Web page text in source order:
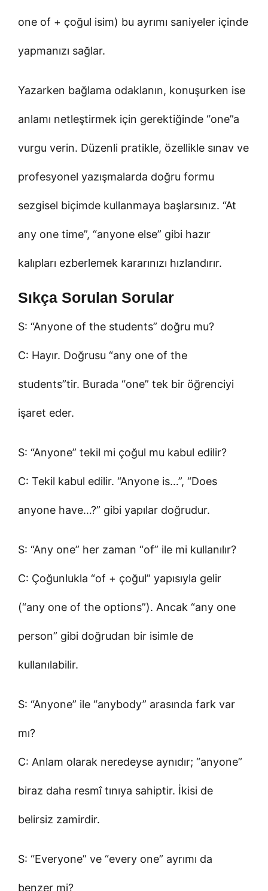
one of + çoğul isim) bu ayrımı saniyeler içinde
yapmanızı sağlar.
Yazarken bağlama odaklanın, konuşurken ise
anlamı netleştirmek için gerektiğinde “one”a
vurgu verin. Düzenli pratikle, özellikle sınav ve
profesyonel yazışmalarda doğru formu
sezgisel biçimde kullanmaya başlarsınız. “At
any one time”, “anyone else” gibi hazır
kalıpları ezberlemek kararınızı hızlandırır.
Sıkça Sorulan Sorular
S: “Anyone of the students” doğru mu?
C: Hayır. Doğrusu “any one of the
students”tir. Burada “one” tek bir öğrenciyi
işaret eder.
S: “Anyone” tekil mi çoğul mu kabul edilir?
C: Tekil kabul edilir. “Anyone is…”, “Does
anyone have…?” gibi yapılar doğrudur.
S: “Any one” her zaman “of” ile mi kullanılır?
C: Çoğunlukla “of + çoğul” yapısıyla gelir
(“any one of the options”). Ancak “any one
person” gibi doğrudan bir isimle de
kullanılabilir.
S: “Anyone” ile “anybody” arasında fark var
mı?
C: Anlam olarak neredeyse aynıdır; “anyone”
biraz daha resmî tınıya sahiptir. İkisi de
belirsiz zamirdir.
S: “Everyone” ve “every one” ayrımı da
benzer mi?